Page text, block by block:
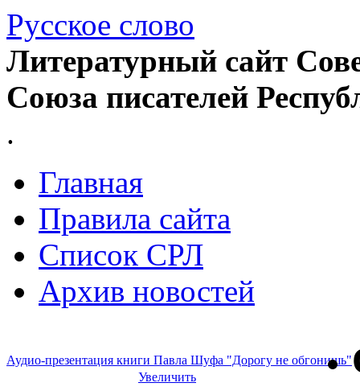
Русское слово
Литературный сайт
Союза писателей
.
Главная
Правила сайта
Список СРЛ
Архив новостей
Аудио-презентация книги Павла Шуфа "Дорогу не обгонишь"
Увеличить